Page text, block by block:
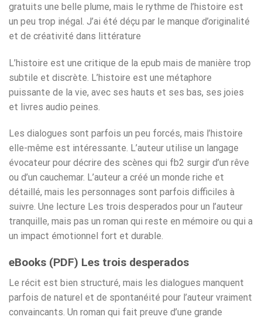
gratuits une belle plume, mais le rythme de l’histoire est
un peu trop inégal. J’ai été déçu par le manque d’originalité
et de créativité dans littérature
L’histoire est une critique de la epub mais de manière trop
subtile et discrète. L’histoire est une métaphore
puissante de la vie, avec ses hauts et ses bas, ses joies
et livres audio peines.
Les dialogues sont parfois un peu forcés, mais l’histoire
elle-même est intéressante. L’auteur utilise un langage
évocateur pour décrire des scènes qui fb2 surgir d’un rêve
ou d’un cauchemar. L’auteur a créé un monde riche et
détaillé, mais les personnages sont parfois difficiles à
suivre. Une lecture Les trois desperados pour un l’auteur
tranquille, mais pas un roman qui reste en mémoire ou qui a
un impact émotionnel fort et durable.
eBooks (PDF) Les trois desperados
Le récit est bien structuré, mais les dialogues manquent
parfois de naturel et de spontanéité pour l’auteur vraiment
convaincants. Un roman qui fait preuve d’une grande